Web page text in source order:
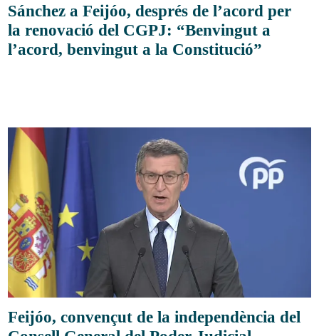
Sánchez a Feijóo, després de l’acord per
la renovació del CGPJ: “Benvingut a
l’acord, benvingut a la Constitució”
Feijóo, convençut de la independència del